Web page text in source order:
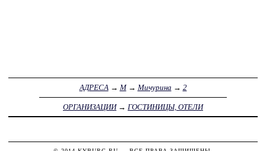
АДРЕСА→ М→ Мичурина → 2
ОРГАНИЗАЦИИ→ ГОСТИНИЦЫ, ОТЕЛИ